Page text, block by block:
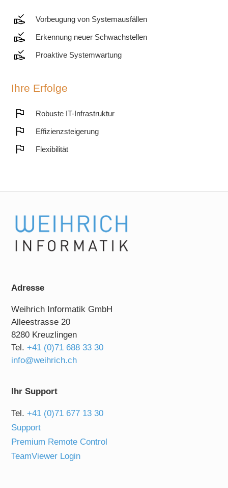
Vorbeugung von Systemausfällen
Erkennung neuer Schwachstellen
Proaktive Systemwartung
Ihre Erfolge
Robuste IT-Infrastruktur
Effizienzsteigerung
Flexibilität
Adresse
Weihrich Informatik GmbH
Alleestrasse 20
8280 Kreuzlingen
Tel.+41 (0)71 688 33 30
info@weihrich.ch
Ihr Support
Tel.+41 (0)71 677 13 30
Support
Premium Remote Control
TeamViewer Login